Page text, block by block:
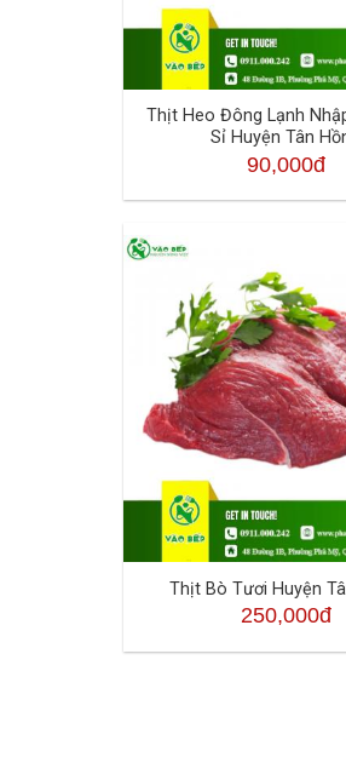
Thịt Heo Đông Lạnh
Sỉ Huyện Tân
90,000đ
Thịt Bò Tươi Huyện
250,000đ